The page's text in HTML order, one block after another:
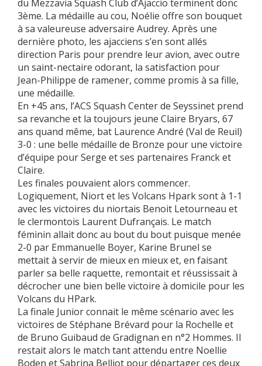
du Mezzavia Squash Club d’Ajaccio terminent donc
3ème. La médaille au cou, Noélie offre son bouquet
à sa valeureuse adversaire Audrey. Après une
dernière photo, les ajacciens s’en sont allés
direction Paris pour prendre leur avion, avec outre
un saint-nectaire odorant, la satisfaction pour
Jean-Philippe de ramener, comme promis à sa fille,
une médaille.
En +45 ans, l’ACS Squash Center de Seyssinet prend
sa revanche et la toujours jeune Claire Bryars, 67
ans quand même, bat Laurence André (Val de Reuil)
3-0 : une belle médaille de Bronze pour une victoire
d’équipe pour Serge et ses partenaires Franck et
Claire.
Les finales pouvaient alors commencer.
Logiquement, Niort et les Volcans Hpark sont à 1-1
avec les victoires du niortais Benoit Letourneau et
le clermontois Laurent Dufrançais. Le match
féminin allait donc au bout du bout puisque menée
2-0 par Emmanuelle Boyer, Karine Brunel se
mettait à servir de mieux en mieux et, en faisant
parler sa belle raquette, remontait et réussissait à
décrocher une bien belle victoire à domicile pour les
Volcans du HPark.
La finale Junior connait le même scénario avec les
victoires de Stéphane Brévard pour la Rochelle et
de Bruno Guibaud de Gradignan en n°2 Hommes. Il
restait alors le match tant attendu entre Noellie
Boden et Sabrina Belliot pour départager ces deux